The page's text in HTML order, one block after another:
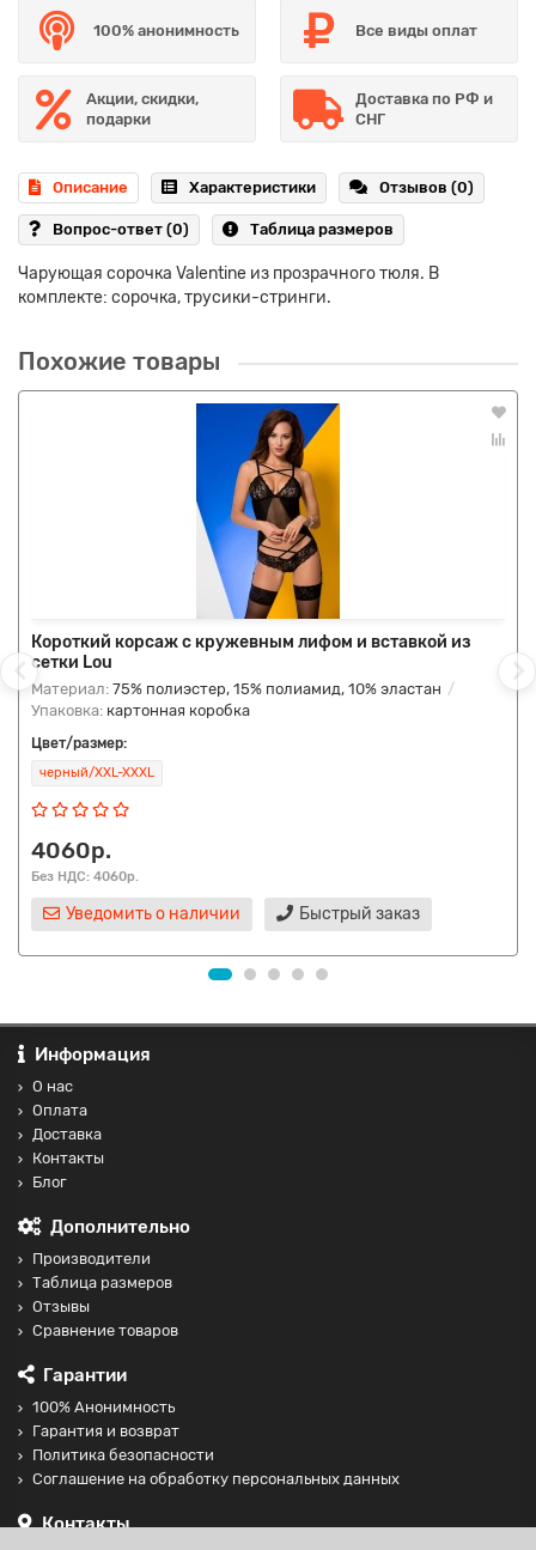
100% анонимность Все виды оплат
Акции, скидки,
подарки
Доставка по РФ и
СНГ
Описание Характеристики Отзывов (0)
Вопрос-ответ (0) Таблица размеров
Чарующая сорочка Valentine из прозрачного тюля. В
комплекте: сорочка, трусики-стринги.
Похожие товары
Короткий корсаж с кружевным лифом и вставкой из
сетки Lou
Материал: 75% полиэстер, 15% полиамид, 10% эластан
Упаковка: картонная коробка
Цвет/размер:
черный/XXL-XXXL
4060р.
Без НДС: 4060р.
Уведомить о наличии Быстрый заказ
Информация
О нас
Оплата
Доставка
Контакты
Блог
Дополнительно
Производители
Таблица размеров
Отзывы
Сравнение товаров
Гарантии
100% Анонимность
Гарантия и возврат
Политика безопасности
Соглашение на обработку персональных данных
Контакты